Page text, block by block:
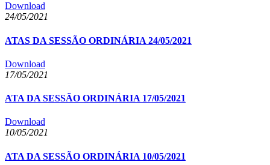
Download
24/05/2021
ATAS DA SESSÃO ORDINÁRIA 24/05/2021
Download
17/05/2021
ATA DA SESSÃO ORDINÁRIA 17/05/2021
Download
10/05/2021
ATA DA SESSÃO ORDINÁRIA 10/05/2021